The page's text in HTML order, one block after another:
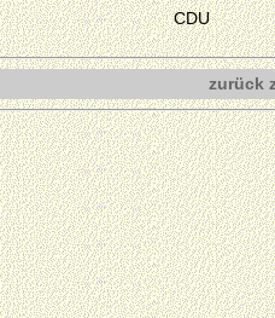
CDU
zurück